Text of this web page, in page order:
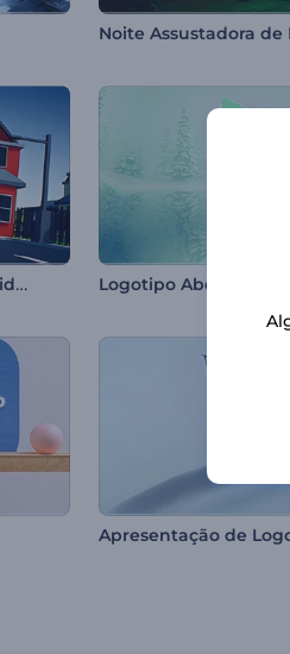
Logotipo Revelador Pixels Video-game Logotipo Abertura